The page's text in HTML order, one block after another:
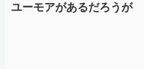
ユーモアがあるだろうが